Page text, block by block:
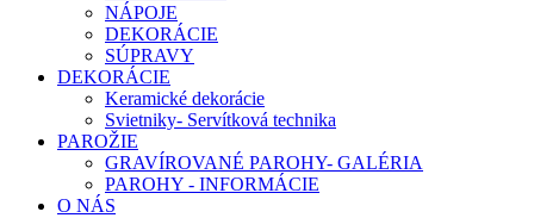
NÁPOJE
DEKORÁCIE
SÚPRAVY
DEKORÁCIE
Keramické dekorácie
Svietniky- Servítková technika
PAROŽIE
GRAVÍROVANÉ PAROHY- GALÉRIA
PAROHY - INFORMÁCIE
O NÁS